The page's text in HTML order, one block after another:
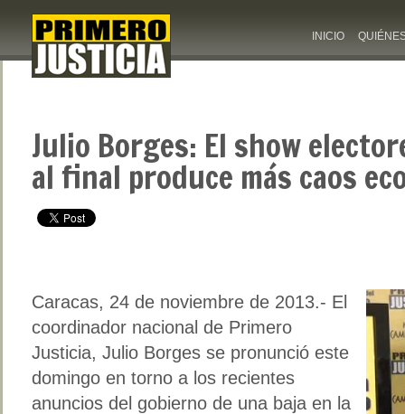
INICIO
Julio Borges: El show
al final produce más caos
Caracas, 24 de noviembre de 2013.- El
coordinador nacional de Primero
Justicia, Julio Borges se pronunció este
domingo en torno a los recientes
anuncios del gobierno de una baja en la